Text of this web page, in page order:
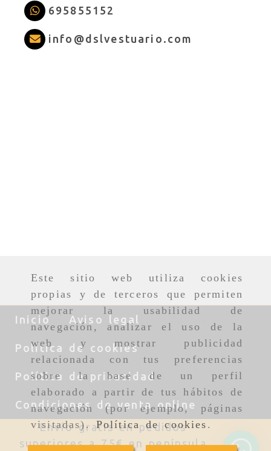
Este sitio web utiliza cookies
propias y de terceros que permiten
mejorar la usabilidad de
navegación, analizar el uso de la
web y mostrar publicidad
relacionada con tus preferencias
sobre la base de un perfil
elaborado a partir de tus hábitos de
navegación (por ejemplo, páginas
visitadas).Política de cookies .
695855152
info dslvestuario.com
Inicio Aviso legal
Política de cookies
Política de privacidad
Condiciones de venta online
Envío gratis en pedidos
superiores a 75€ en península